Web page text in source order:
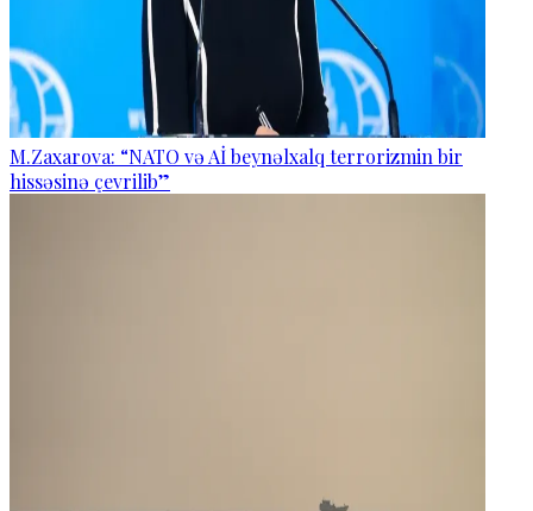
M.Zaxarova: “NATO və Aİ beynəlxalq terrorizmin bir
hissəsinə çevrilib”